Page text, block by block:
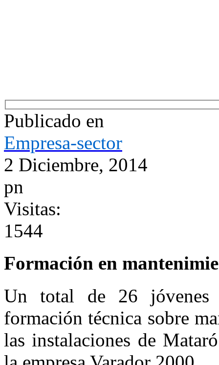
Publicado en
Empresa-sector
2 Diciembre, 2014
pn
Visitas:
1544
Formación en
Un total de 26 jóvenes
formación técnica sobre
las instalaciones de